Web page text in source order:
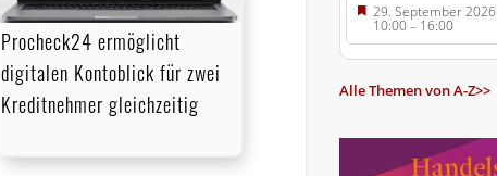
Procheck24 ermöglicht
digitalen Kontoblick für zwei
Kreditnehmer gleichzeitig
29. September 2026
10:00– 16:00
Alle Themen von A-Z>>